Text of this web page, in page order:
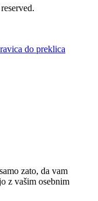
do preklica
zato, da vam
z vašim osebnim